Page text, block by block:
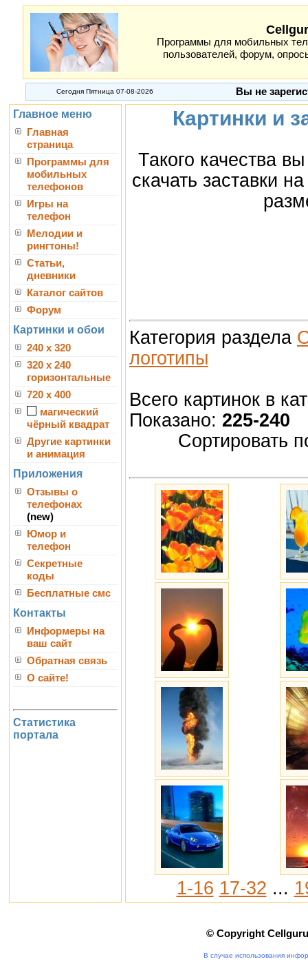
Программы для мобильных
пользователей, форум,
Сегодня Пятница 07-08-2026 Вы не
Главное меню
Главная
страница
Программы для
мобильных
телефонов
Игры на
телефон
Мелодии и
рингтоны!
Статьи,
дневники
Каталог сайтов
Форум
Картинки и обои
240 x 320
320 x 240
горизонтальные
720 x 400
магический
чёрный квадрат
Другие картинки
и анимация
Приложения
Отзывы о
телефонах
(new)
Юмор и
телефон
Секретные
коды
Бесплатные смс
Контакты
Информеры на
ваш сайт
Обратная связь
О сайте!
Статистика
портала
Картинки и
Такого качества
скачать заставки
Категория раздела
логотипы
Всего картинок в
Показано: 225-240
Сортировать
1-16 17-32 ...
© Copyright
В случае использования